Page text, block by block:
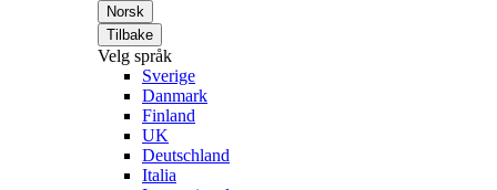
Norsk
Tilbake
Velg språk
Sverige
Danmark
Finland
UK
Deutschland
Italia